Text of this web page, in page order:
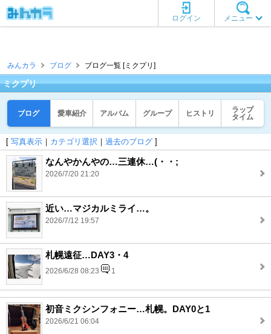
メニュー
ログイン
みんカラ ブログ ブログ一覧 [ミクプリ]
ミクプリ
ブログ 愛車紹介 アルバム グループ ヒストリ
ラップ
タイム
[ 写真表示 ｜ カテゴリ選択 ｜ 過去のブログ ]
なんやかんやの…三連休…(・・;
2026/7/20 21:20
近い…マジカルミライ…。
2026/7/12 19:57
札幌遠征…DAY3・4
2026/6/28 08:23 1
初音ミクシンフォニー…札幌。DAY0と1
2026/6/21 06:04